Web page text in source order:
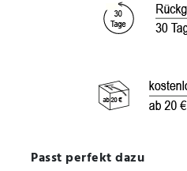
Passt perfekt dazu